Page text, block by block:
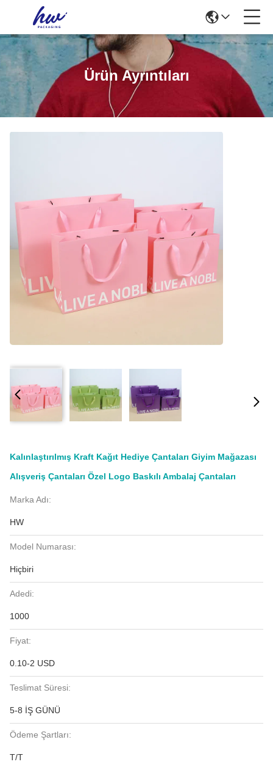
Ürün Ayrıntıları
Kalınlaştırılmış Kraft Kağıt Hediye Çantaları Giyim Mağazası
Alışveriş Çantaları Özel Logo Baskılı Ambalaj Çantaları
Marka Adı:
HW
Model Numarası:
Hiçbiri
Adedi:
1000
Fiyat:
0.10-2 USD
Teslimat Süresi:
5-8 İŞ GÜNÜ
Ödeme Şartları:
T/T